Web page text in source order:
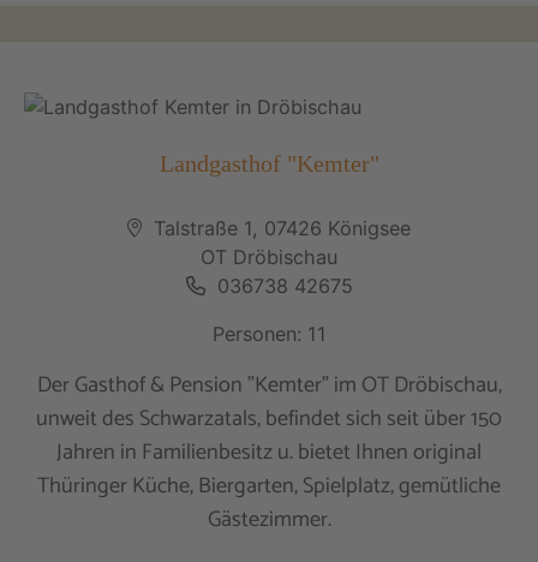
Landgasthof "Kemter"
Talstraße 1, 07426 Königsee
OT Dröbischau
036738 42675
Personen: 11
Der Gasthof & Pension "Kemter" im OT Dröbischau,
unweit des Schwarzatals, befindet sich seit über 150
Jahren in Familienbesitz u. bietet Ihnen original
Thüringer Küche, Biergarten, Spielplatz, gemütliche
Gästezimmer.